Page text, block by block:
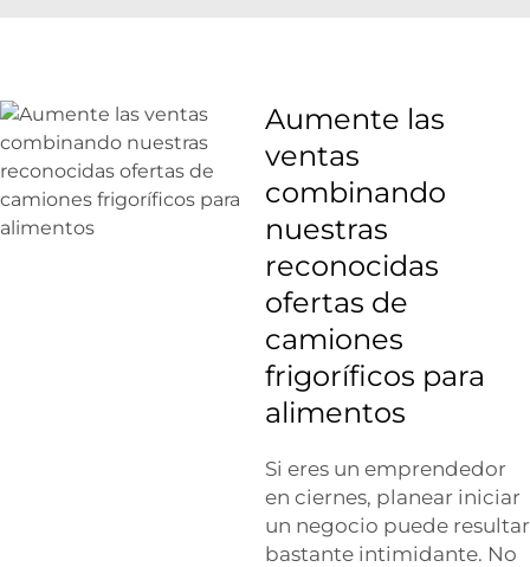
Aumente las
ventas
combinando
nuestras
reconocidas
ofertas de
camiones
frigoríficos para
alimentos
Si eres un emprendedor
en ciernes, planear iniciar
un negocio puede resultar
bastante intimidante. No